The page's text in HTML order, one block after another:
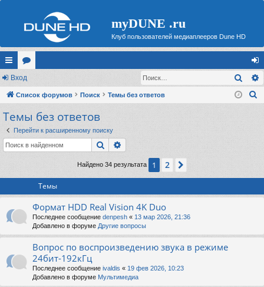
myDUNE .ru
Клуб пользователей медиаплееров Dune HD
с
ы
лк
и
ор
ум
хо
д
Вход
Список форумов Поиск Темы без ответов
Темы без ответов
Перейти к расширенному поиску
Поиск
Найдено 34 результата 1 2
Темы
Формат HDD Real Vision 4K Duo
Последнее сообщение denpesh « 13 мар 2026, 21:36
Добавлено в форуме Другие вопросы
Вопрос по воспроизведению звука в режиме
24бит-192кГц
Последнее сообщение ivaldis « 19 фев 2026, 10:23
Добавлено в форуме Мультимедиа